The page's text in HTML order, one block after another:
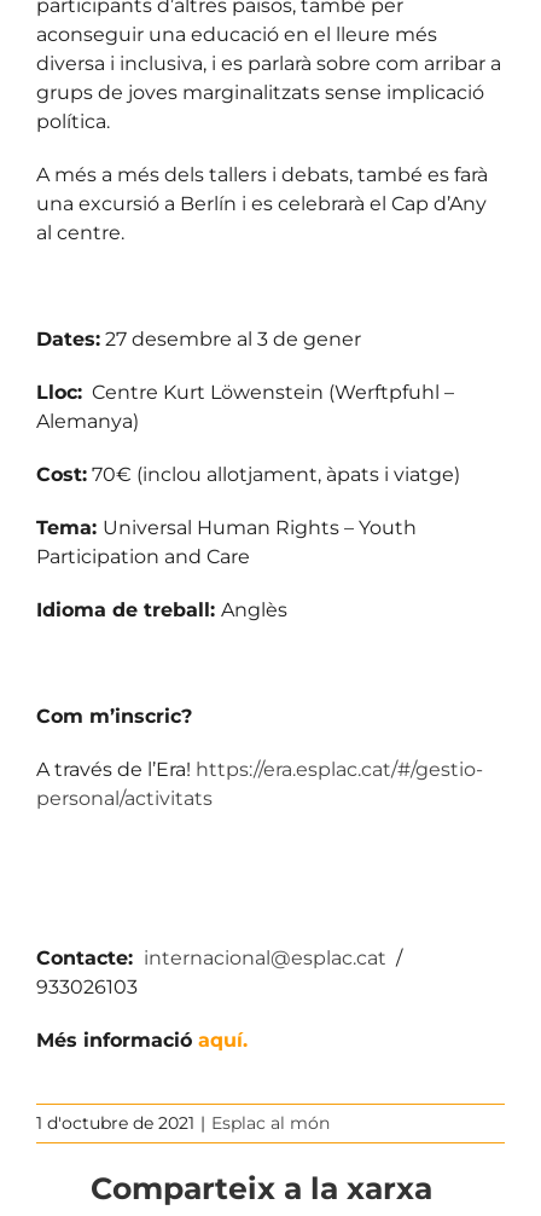
participants d’altres països, també per
aconseguir una educació en el lleure més
diversa i inclusiva, i es parlarà sobre com arribar a
grups de joves marginalitzats sense implicació
política.
A més a més dels tallers i debats, també es farà
una excursió a Berlín i es celebrarà el Cap d’Any
al centre.
Dates: 27 desembre al 3 de gener
Lloc: Centre Kurt Löwenstein (Werftpfuhl –
Alemanya)
Cost: 70€ (inclou allotjament, àpats i viatge)
Tema: Universal Human Rights – Youth
Participation and Care
Idioma de treball: Anglès
Com m’inscric?
A través de l’Era! https://era.esplac.cat/#/gestio-
personal/activitats
Contacte: internacional@esplac.cat /
933026103
Més informació aquí.
1 d'octubre de 2021 | Esplac al món
Comparteix a la xarxa